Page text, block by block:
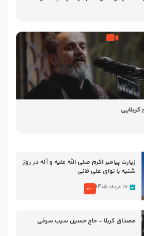
زیارت پیامبر اکرم صلی الله علیه و آله در روز
شنبه با نوای علی فانی
۱۷ مرداد ۱۴۰۵
مصداق کربلا – حاج حسین سیب سرخی